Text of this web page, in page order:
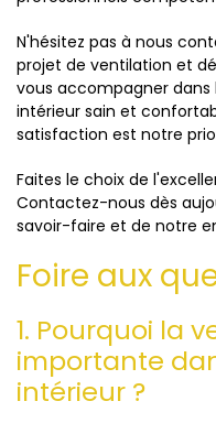
N'hésitez pas à nous
projet de ventilation et
vous accompagner
intérieur sain et
satisfaction est notre
Faites le choix de
Contactez-nous dès
savoir-faire et de notre
Foire aux
1. Pourquoi la
importante
intérieur ?